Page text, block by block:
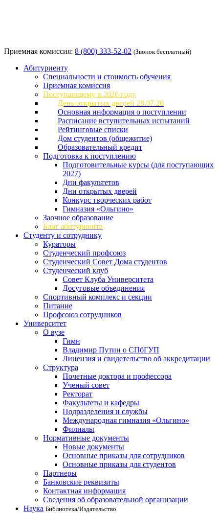
Приемная комиссия: 8 (800) 333-52-02 (Звонок бесплатный)
Абитуриенту
Специальности и стоимость обучения
Приемная комиссия
Поступающему в 2026 году
День открытых дверей 28.07.26
Основная информация о поступлении
Расписание вступительных испытаний
Рейтинговые списки
Дом студентов (общежитие)
Образовательный кредит
Подготовка к поступлению
Подготовительные курсы (для поступающих
2027)
Дни факультетов
Дни открытых дверей
Конкурс творческих работ
Гимназия «Ольгино»
Заочное образование
Блог абитуриента
Студенту и сотруднику
Кураторы
Студенческий профсоюз
Студенческий Совет Дома студентов
Студенческий клуб
Совет Клуба Университета
Досуговые объединения
Спортивный комплекс и секции
Питание
Профсоюз сотрудников
Университет
О вузе
Гимн
Владимир Путин о СПбГУП
Лицензия и свидетельство об аккредитации
Структура
Почетные доктора и профессора
Ученый совет
Ректорат
Факультеты и кафедры
Подразделения и службы
Международная гимназия «Ольгино»
Филиалы
Нормативные документы
Новые документы
Основные приказы для сотрудников
Основные приказы для студентов
Партнеры
Банковские реквизиты
Контактная информация
Сведения об образовательной организации
Наука Библиотека/Издательство